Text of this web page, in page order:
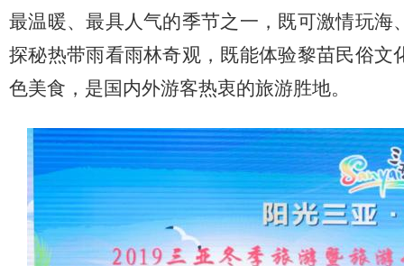
最温暖、最具人气的季节之一，既可激情玩海
探秘热带雨看雨林奇观，既能体验黎苗民俗文
色美食，是国内外游客热衷的旅游胜地。